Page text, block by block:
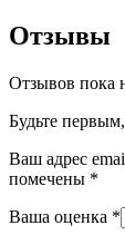
Отзывы
Отзывов пока
Будьте
Ваш адрес
помечены *
Ваша оценка *